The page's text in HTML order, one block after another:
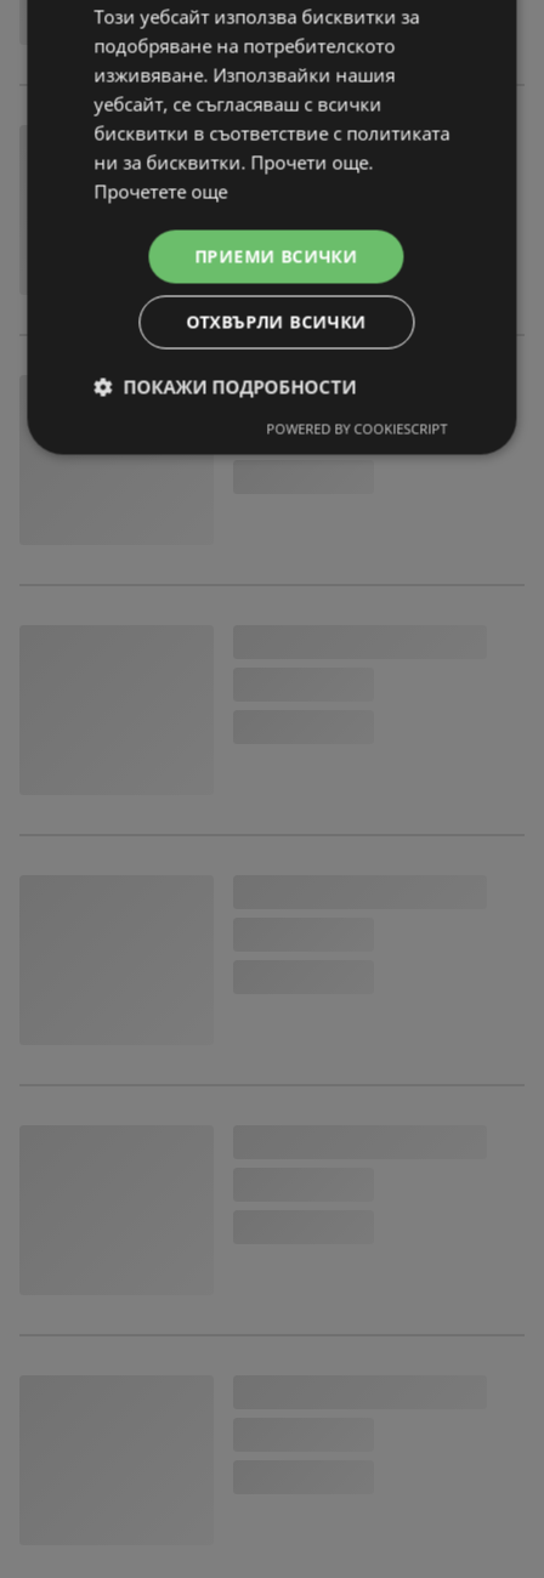
Този уебсайт използва бисквитки за
подобряване на потребителското
изживяване. Използвайки нашия
уебсайт, се съгласяваш с всички
бисквитки в съответствие с политиката
ни за бисквитки. Прочети още.
Прочетете още
ПРИЕМИ ВСИЧКИ
ОТХВЪРЛИ ВСИЧКИ
ПОКАЖИ ПОДРОБНОСТИ
POWERED BY COOKIESCRIPT